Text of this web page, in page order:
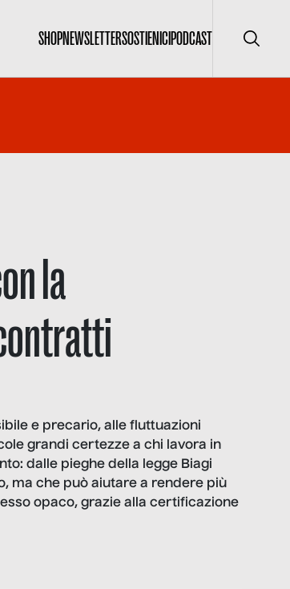
SHOPNEWSLETTERSOSTIENICIPODCAST Cerca
la
e precario, alle fluttuazioni
grandi certezze a chi lavora in
dalle pieghe della legge Biagi
ma che può aiutare a rendere più
opaco, grazie alla certificazione